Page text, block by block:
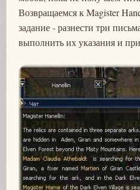
Возвращаемся к Magister
задание - разнести три
выполнить их указания и